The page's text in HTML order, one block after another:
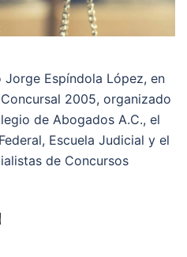
Espíndola López, en
2005, organizado
de Abogados A.C., el
Escuela Judicial y el
de Concursos